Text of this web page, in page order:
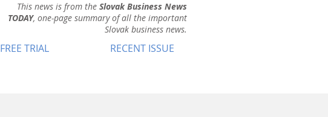
This news is from the Slovak Business News
TODAY, one-page summary of all the important
Slovak business news.
FREE TRIAL RECENT ISSUE